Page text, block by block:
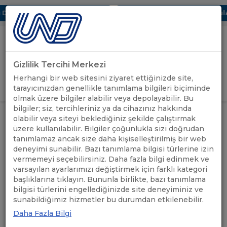
UBAK Bölümü Hakkında UND, Yunanistan Vize
Uluslararası Nakliyeciler Derneği
GİRİŞ YAP
ANASAYFA /
UND'DEN
HABERLER
/
GELECEĞİN LOJİSTİK UZMANLARI
SERTİFİKA PROGRAMI’NIN 3.
DÖNEMİ BAŞLADI
GELECEĞİN LOJİSTİK
UZMANLARI SERTİFİKA
PROGRAMI’NIN 3. DÖNEMİ
BAŞLADI
Gizlilik Tercihi Merkezi
Herhangi bir web sitesini ziyaret ettiğinizde site,
tarayıcınızdan genellikle tanımlama bilgileri biçiminde
olmak üzere bilgiler alabilir veya depolayabilir. Bu
bilgiler; siz, tercihleriniz ya da cihazınız hakkında
olabilir veya siteyi beklediğiniz şekilde çalıştırmak
üzere kullanılabilir. Bilgiler çoğunlukla sizi doğrudan
tanımlamaz ancak size daha kişiselleştirilmiş bir web
deneyimi sunabilir. Bazı tanımlama bilgisi türlerine izin
vermemeyi seçebilirsiniz. Daha fazla bilgi edinmek ve
varsayılan ayarlarımızı değiştirmek için farklı kategori
başlıklarına tıklayın. Bununla birlikte, bazı tanımlama
bilgisi türlerini engellediğinizde site deneyiminiz ve
sunabildiğimiz hizmetler bu durumdan etkilenebilir.
Daha Fazla Bilgi